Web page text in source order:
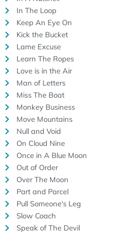
In The Loop
Keep An Eye On
Kick the Bucket
Lame Excuse
Learn The Ropes
Love is in the Air
Man of Letters
Miss The Boat
Monkey Business
Move Mountains
Null and Void
On Cloud Nine
Once in A Blue Moon
Out of Order
Over The Moon
Part and Parcel
Pull Someone's Leg
Slow Coach
Speak of The Devil